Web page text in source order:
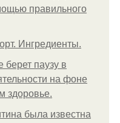
правильного
Ингредиенты.
берет паузу в
на фоне
здоровье.
была известна